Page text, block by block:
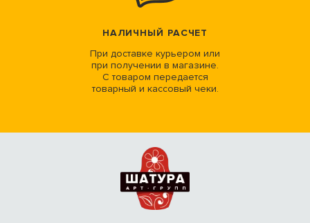
НАЛИЧНЫЙ РАСЧЕТ
При доставке курьером или
при получении в магазине.
С товаром передается
товарный и кассовый чеки.